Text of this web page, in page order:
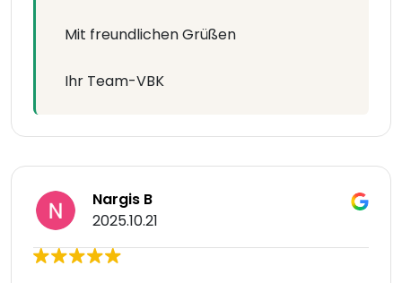
Mit freundlichen Grüßen
Ihr Team-VBK
Nargis B
2025.10.21